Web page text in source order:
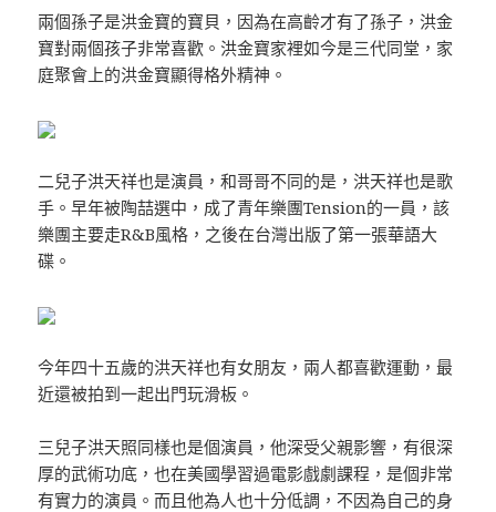
兩個孫子是洪金寶的寶貝，因為在高齡才有了孫子，洪金
寶對兩個孩子非常喜歡。洪金寶家裡如今是三代同堂，家
庭聚會上的洪金寶顯得格外精神。
二兒子洪天祥也是演員，和哥哥不同的是，洪天祥也是歌
手。早年被陶喆選中，成了青年樂團Tension的一員，該
樂團主要走R&B風格，之後在台灣出版了第一張華語大
碟。
今年四十五歲的洪天祥也有女朋友，兩人都喜歡運動，最
近還被拍到一起出門玩滑板。
三兒子洪天照同樣也是個演員，他深受父親影響，有很深
厚的武術功底，也在美國學習過電影戲劇課程，是個非常
有實力的演員。而且他為人也十分低調，不因為自己的身